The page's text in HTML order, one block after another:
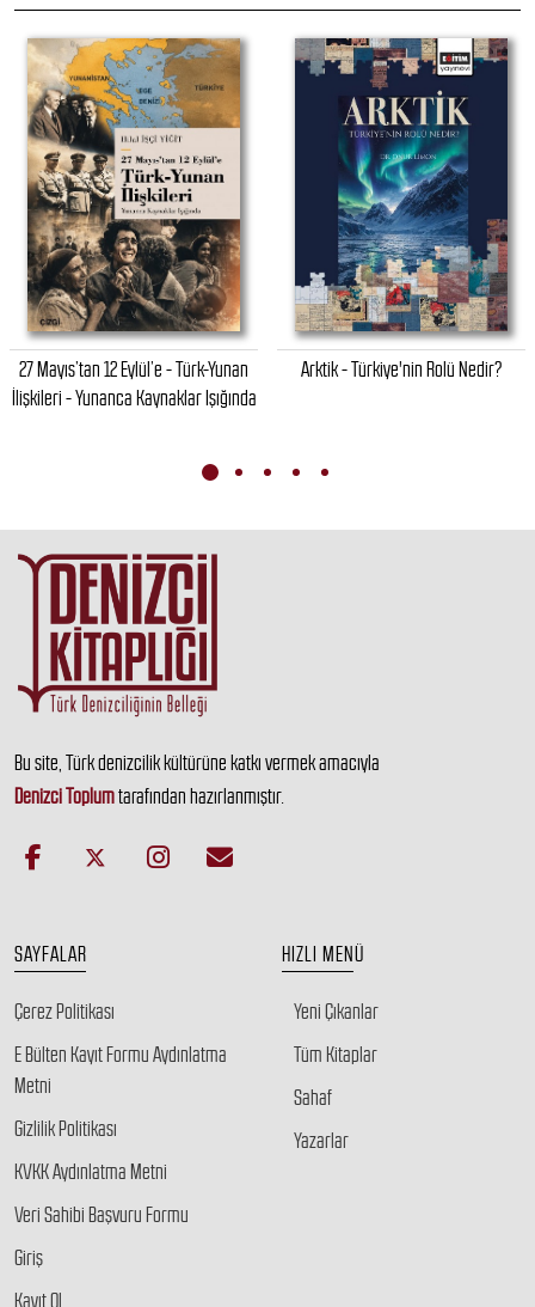
27 Mayıs’tan 12 Eylül’e - Türk-Yunan
İlişkileri - Yunanca Kaynaklar Işığında
Arktik - Türkiye'nin Rolü Nedir?
Bu site, Türk denizcilik kültürüne katkı vermek amacıyla
Denizci Toplumtarafından hazırlanmıştır.
SAYFALAR
Çerez Politikası
E Bülten Kayıt Formu Aydınlatma
Metni
Gizlilik Politikası
KVKK Aydınlatma Metni
Veri Sahibi Başvuru Formu
Giriş
Kayıt Ol
HIZLI MENÜ
Yeni Çıkanlar
Tüm Kitaplar
Sahaf
Yazarlar